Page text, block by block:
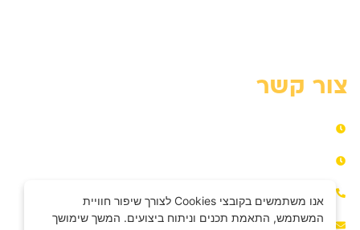
אנו משתמשים בקובצי Cookies לצורך שיפור חוויית
המשתמש, התאמת תכנים וניתוח ביצועים. המשך שימושך
צור קשר
e.b.menofim@gmail.com​